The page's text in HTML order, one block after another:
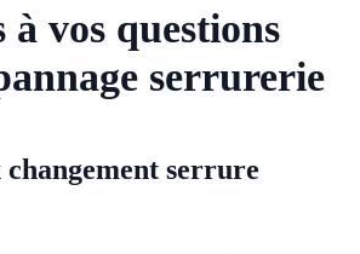
à vos questions
serrurerie
serrure